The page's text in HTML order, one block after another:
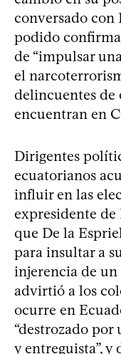
conversado con
podido
de “impulsar
el
delincuentes de
encuentran en
Dirigentes
ecuatorianos
influir en las
expresidente
que De la
para insultar a
injerencia de un
advirtió a los
ocurre en
“destrozado
y entreguista”, y